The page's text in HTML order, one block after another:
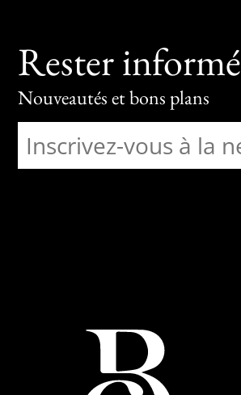
Rester informé
Nouveautés et bons plans